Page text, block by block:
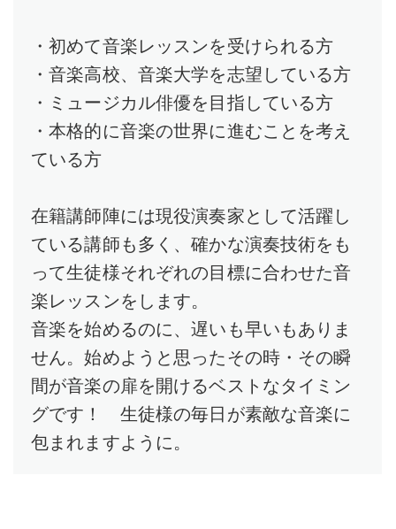
・初めて音楽レッスンを受けられる方
・音楽高校、音楽大学を志望している方
・ミュージカル俳優を目指している方
・本格的に音楽の世界に進むことを考え
ている方
在籍講師陣には現役演奏家として活躍し
ている講師も多く、確かな演奏技術をも
って生徒様それぞれの目標に合わせた音
楽レッスンをします。
音楽を始めるのに、遅いも早いもありま
せん。始めようと思ったその時・その瞬
間が音楽の扉を開けるベストなタイミン
グです！ 生徒様の毎日が素敵な音楽に
包まれますように。